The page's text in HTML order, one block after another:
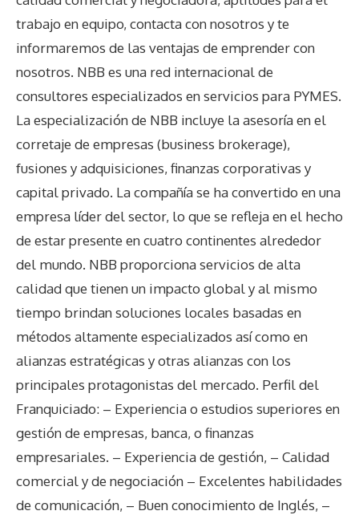
trabajo en equipo, contacta con nosotros y te
informaremos de las ventajas de emprender con
nosotros. NBB es una red internacional de
consultores especializados en servicios para PYMES.
La especialización de NBB incluye la asesoría en el
corretaje de empresas (business brokerage),
fusiones y adquisiciones, finanzas corporativas y
capital privado. La compañía se ha convertido en una
empresa líder del sector, lo que se refleja en el hecho
de estar presente en cuatro continentes alrededor
del mundo. NBB proporciona servicios de alta
calidad que tienen un impacto global y al mismo
tiempo brindan soluciones locales basadas en
métodos altamente especializados así como en
alianzas estratégicas y otras alianzas con los
principales protagonistas del mercado. Perfil del
Franquiciado: – Experiencia o estudios superiores en
gestión de empresas, banca, o finanzas
empresariales. – Experiencia de gestión, – Calidad
comercial y de negociación – Excelentes habilidades
de comunicación, – Buen conocimiento de Inglés, –